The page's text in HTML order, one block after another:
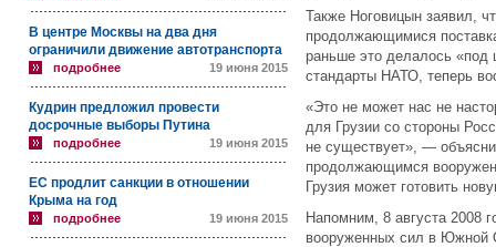
В центре Москвы на два дня
ограничили движение автотранспорта
подробнее 19 июня 2015
Кудрин предложил провести
досрочные выборы Путина
подробнее 19 июня 2015
ЕС продлит санкции в отношении
Крыма на год
подробнее 19 июня 2015
Также Ноговицын заявил,
продолжающимися
раньше это делалось «под
стандарты НАТО, теперь
«Это не может нас не
для Грузии со стороны
не существует», —
продолжающимся
Грузия может готовить
Напомним, 8 августа 2008
вооруженных сил в Южной